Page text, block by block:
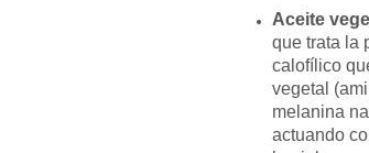
Aceite
que trata la
calofílico
vegetal
melanina
actuando